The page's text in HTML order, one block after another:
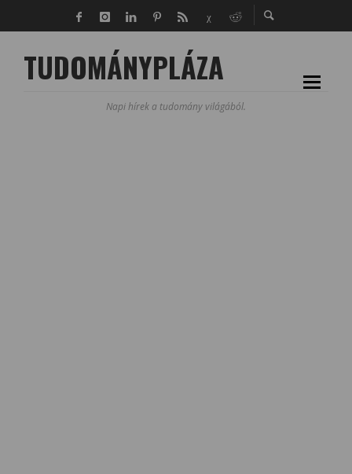
TUDOMÁNYPLÁZA
Napi hírek a tudomány világából.